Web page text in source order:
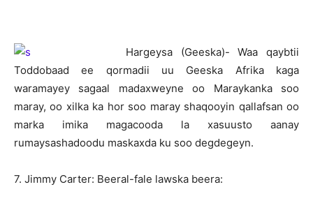
Hargeysa (Geeska)- Waa qaybtii
Toddobaad ee qormadii uu Geeska Afrika kaga
waramayey sagaal madaxweyne oo Maraykanka soo
maray, oo xilka ka hor soo maray shaqooyin qallafsan oo
marka imika magacooda la xasuusto aanay
rumaysashadoodu maskaxda ku soo degdegeyn.
7. Jimmy Carter: Beeral-fale lawska beera: